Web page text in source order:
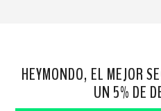
HEYMONDO, EL MEJOR
UN 5% DE